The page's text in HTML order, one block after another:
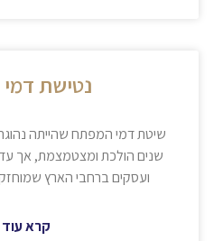
נטישת
שיטת דמי המפתח שהייתה
שנים הולכת ומצטמצמת, אך
ועסקים ברחבי הארץ
קרא עוד